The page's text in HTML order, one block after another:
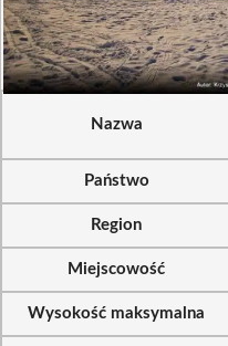
Nazwa
Państwo
Region
Miejscowość
Wysokość maksymalna